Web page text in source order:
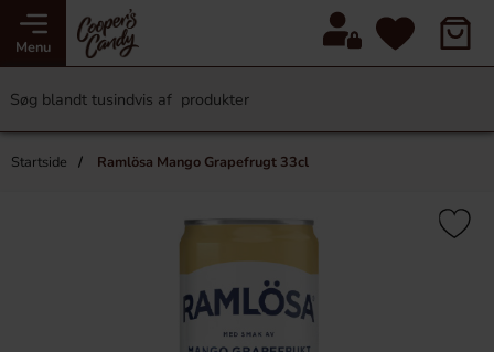
Menu
Startside Ramlösa Mango Grapefrugt 33cl